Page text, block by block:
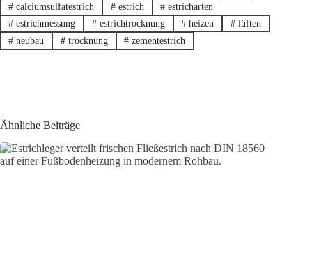
#calciumsulfatestrich #estrich # estricharten
#estrichmessung #estrichtrocknung # heizen # lüften
#neubau #trocknung # zementestrich
Ähnliche Beiträge